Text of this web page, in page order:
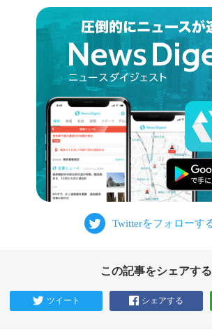
この記事をシェアする
ツイート シェアする